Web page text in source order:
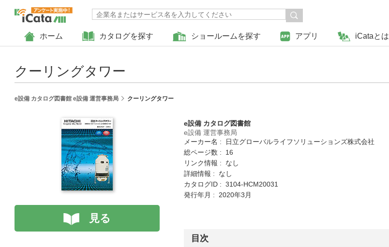
ホーム カタログを探す ショールームを探す アプリ iCataとは
クーリングタワー
e設備 カタログ図書館 e設備 運営事務局 クーリングタワー
見る
e設備 カタログ図書館
e設備 運営事務局
メーカー名 : 日立グローバルライフソリューションズ株式会社
総ページ数 : 16
リンク情報 : なし
詳細情報 : なし
カタログID : 3104-HCM20031
発行年月 : 2020年3月
目次